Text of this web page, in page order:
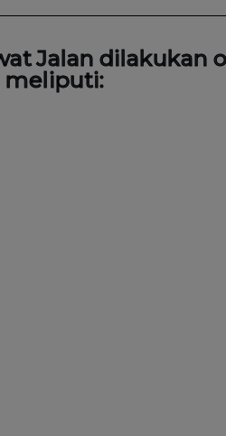
Jalan dilakukan
meliputi: